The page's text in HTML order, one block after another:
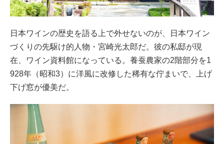
日本ワインの歴史を語る上で外せないのが、日本ワイン
づくりの先駆け的人物・宮崎光太郎だ。彼の私邸が現
在、ワイン資料館になっている。養蚕農家の2階部分を1
928年（昭和3）に洋風に改修した稀有な佇まいで、上げ
下げ窓が優美だ。